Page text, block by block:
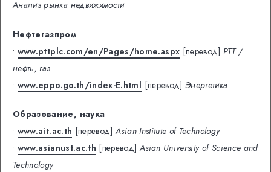
Анализ рынка недвижимости
Нефтегазпром
• www.pttplc.com/en/Pages/home.aspx [перевод] PTT /
нефть, газ
• www.eppo.go.th/index-E.html [перевод] Энергетика
Образование, наука
• www.ait.ac.th [перевод] Asian Institute of Technology
• www.asianust.ac.th [перевод] Asian University of Science and
Technology